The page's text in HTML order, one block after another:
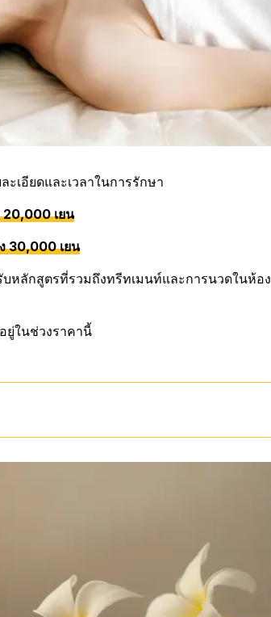
เอียดและเวลาในการรักษา
เยน
30,000 เยน
หลักสูตรที่รวมถึงทรีทเมนท์และการนวดในห้อง
ยู่ในช่วงราคานี้